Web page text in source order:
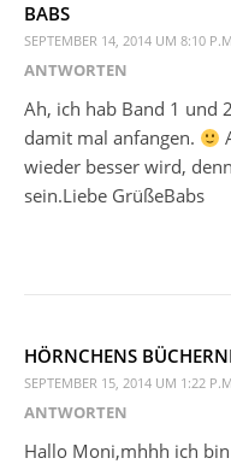
BABS
SEPTEMBER 14, 2014 UM 8:10
ANTWORTEN
Ah, ich hab Band 1 und
damit mal anfangen.
wieder besser wird,
sein.Liebe GrüßeBabs
HÖRNCHENS
SEPTEMBER 15, 2014 UM 1:22
ANTWORTEN
Hallo Moni,mhhh ich